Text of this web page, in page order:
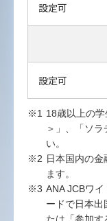
設定可
設定可
18歳以上の
＞」、「ソ
い。
日本国内の
ます。
ANA JCBワ
ードで日本出